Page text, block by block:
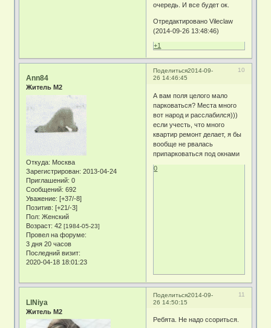
очередь. И все будет ок.
Отредактировано Vileclaw
(2014-09-26 13:48:46)
+1
Поделиться 10
2014-09-
26 14:46:45
Ann84
Житель М2
Откуда: Москва
Зарегистрирован: 2013-04-24
Приглашений: 0
Сообщений: 692
Уважение: [+37/-8]
Позитив: [+21/-3]
Пол: Женский
Возраст: 42[1984-05-23]
Провел на форуме:
3 дня 20 часов
Последний визит:
2020-04-18 18:01:23
А вам поля целого мало
парковаться? Места много
вот народ и расслабился)))
если учесть, что много
квартир ремонт делает, я бы
вообще не рвалась
припарковаться под окнами
0
Поделиться 11
2014-09-
26 14:50:15
LINiya
Житель М2
Ребята. Не надо ссориться.